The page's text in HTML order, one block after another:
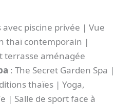
avec piscine privée | Vue
thaï contemporain |
terrasse aménagée
: The Secret Garden Spa |
thaïes | Yoga,
| Salle de sport face à